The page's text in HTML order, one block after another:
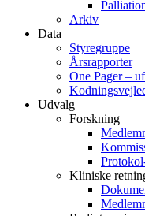
Arkiv
Data
Styregruppe
Årsrapporter
One Pager –
Udvalg
Forskning
Kliniske